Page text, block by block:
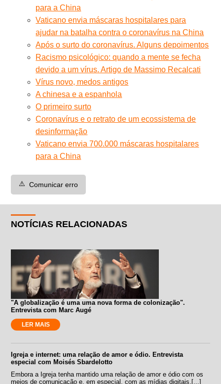
para a China
Vaticano envia máscaras hospitalares para
ajudar na batalha contra o coronavírus na China
Após o surto do coronavírus. Alguns depoimentos
Racismo psicológico: quando a mente se fecha
devido a um vírus. Artigo de Massimo Recalcati
Vírus novo, medos antigos
A chinesa e a espanhola
O primeiro surto
Coronavírus e o retrato de um ecossistema de
desinformação
Vaticano envia 700.000 máscaras hospitalares
para a China
⚠️ Comunicar erro
NOTÍCIAS RELACIONADAS
"A globalização é uma uma nova forma de colonização".
Entrevista com Marc Augé
LER MAIS
Igreja e internet: uma relação de amor e ódio. Entrevista
especial com Moisés Sbardelotto
Embora a Igreja tenha mantido uma relação de amor e ódio com os
meios de comunicação e, em especial, com as mídias digitais,[...]